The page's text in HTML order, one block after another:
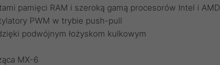
pamięci RAM i szeroką gamą procesorów Intel i AMD
PWM w trybie push-pull
podwójnym łożyskom kulkowym
MX-6